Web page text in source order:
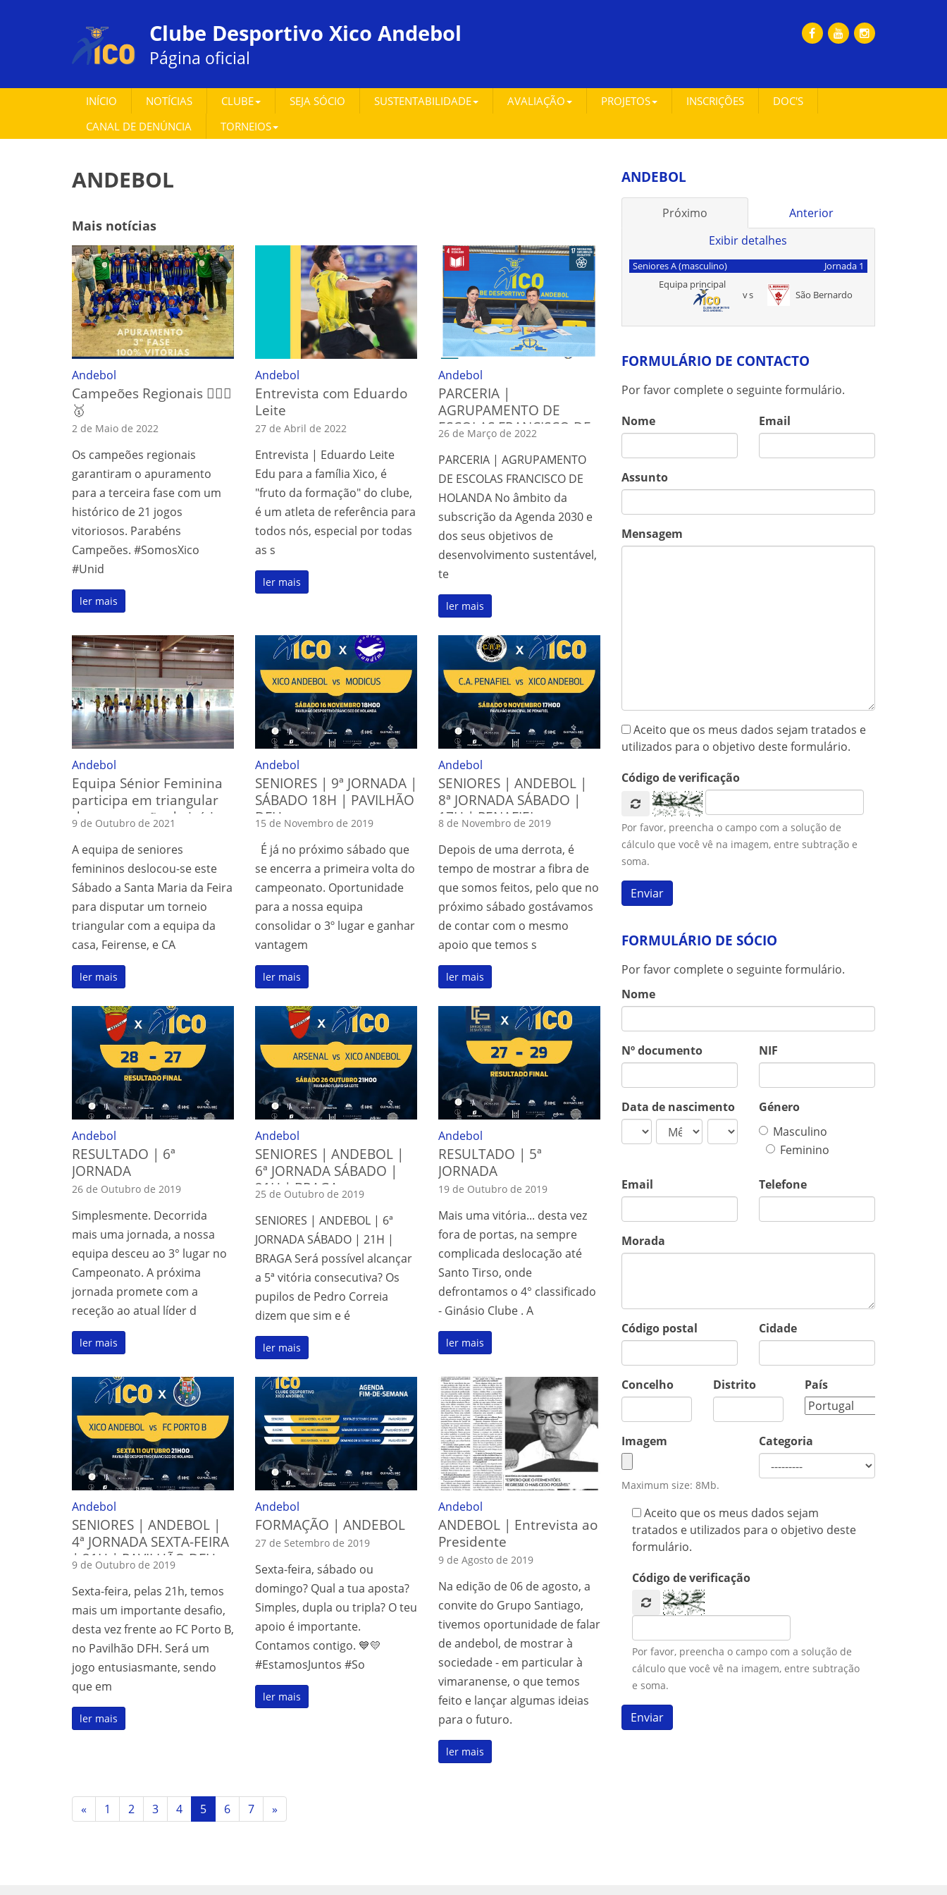
Clube Desportivo Xico Andebol
Página oficial
INÍCIO NOTÍCIAS CLUBE SEJA SÓCIO SUSTENTABILIDADE AVALIAÇÃO PROJETOS INSCRIÇÕES
DOC'S
CANAL DE DENÚNCIA
TORNEIOS
ANDEBOL
Mais notícias
Andebol
Campeões Regionais 🤾🏻‍♂️
🥇
2 de Maio de 2022
Os campeões regionais
garantiram o apuramento
para a terceira fase com um
histórico de 21 jogos
vitoriosos. Parabéns
Campeões. #SomosXico
#Unid
ler mais
Andebol
Entrevista com Eduardo
Leite
27 de Abril de 2022
Entrevista | Eduardo Leite
Edu para a família Xico, é
"fruto da formação" do clube,
é um atleta de referência para
todos nós, especial por todas
as s
ler mais
Andebol
PARCERIA |
AGRUPAMENTO DE
ESCOLAS FRANCISCO DE
HOLANDA
26 de Março de 2022
PARCERIA | AGRUPAMENTO
DE ESCOLAS FRANCISCO DE
HOLANDA No âmbito da
subscrição da Agenda 2030 e
dos seus objetivos de
desenvolvimento sustentável,
te
ler mais
Andebol
Equipa Sénior Feminina
participa em triangular
de preparação do início
9 de Outubro de 2021
A equipa de seniores
femininos deslocou-se este
Sábado a Santa Maria da Feira
para disputar um torneio
triangular com a equipa da
casa, Feirense, e CA
ler mais
Andebol
SENIORES | 9ª JORNADA |
SÁBADO 18H | PAVILHÃO
DFH
15 de Novembro de 2019
É já no próximo sábado que
se encerra a primeira volta do
campeonato. Oportunidade
para a nossa equipa
consolidar o 3º lugar e ganhar
vantagem
ler mais
Andebol
SENIORES | ANDEBOL |
8ª JORNADA SÁBADO |
17H | PENAFIEL
8 de Novembro de 2019
Depois de uma derrota, é
tempo de mostrar a fibra de
que somos feitos, pelo que no
próximo sábado gostávamos
de contar com o mesmo
apoio que temos s
ler mais
Andebol
RESULTADO | 6ª
JORNADA
26 de Outubro de 2019
Simplesmente. Decorrida
mais uma jornada, a nossa
equipa desceu ao 3° lugar no
Campeonato. A próxima
jornada promete com a
receção ao atual líder d
ler mais
Andebol
SENIORES | ANDEBOL |
6ª JORNADA SÁBADO |
21H | BRAGA
25 de Outubro de 2019
SENIORES | ANDEBOL | 6ª
JORNADA SÁBADO | 21H |
BRAGA Será possível alcançar
a 5ª vitória consecutiva? Os
pupilos de Pedro Correia
dizem que sim e é
ler mais
Andebol
RESULTADO | 5ª
JORNADA
19 de Outubro de 2019
Mais uma vitória... desta vez
fora de portas, na sempre
complicada deslocação até
Santo Tirso, onde
defrontamos o 4° classificado
- Ginásio Clube . A
ler mais
Andebol
SENIORES | ANDEBOL |
4ª JORNADA SEXTA-FEIRA
| 21H | PAVILHÃO DFH
9 de Outubro de 2019
Sexta-feira, pelas 21h, temos
mais um importante desafio,
desta vez frente ao FC Porto B,
no Pavilhão DFH. Será um
jogo entusiasmante, sendo
que em
ler mais
Andebol
FORMAÇÃO | ANDEBOL
27 de Setembro de 2019
Sexta-feira, sábado ou
domingo? Qual a tua aposta?
Simples, dupla ou tripla? O teu
apoio é importante.
Contamos contigo. 💙💛
#EstamosJuntos #So
ler mais
Andebol
ANDEBOL | Entrevista ao
Presidente
9 de Agosto de 2019
Na edição de 06 de agosto, a
convite do Grupo Santiago,
tivemos oportunidade de falar
de andebol, de mostrar à
sociedade - em particular à
vimaranense, o que temos
feito e lançar algumas ideias
para o futuro.
ler mais
« 1 2 3 4 5 6 7 »
ANDEBOL
Próximo
Anterior
Exibir detalhes
Seniores A (masculino)
Jornada 1
Equipa principal
vs
São Bernardo
FORMULÁRIO DE CONTACTO
Por favor complete o seguinte formulário.
Nome
Email
Assunto
Mensagem
Aceito que os meus dados sejam tratados e
utilizados para o objetivo deste formulário.
Código de verificação
Por favor, preencha o campo com a solução de
cálculo que você vê na imagem, entre subtração e
soma.
FORMULÁRIO DE SÓCIO
Por favor complete o seguinte formulário.
Nome
Nº documento NIF
Data de nascimento
Género
Masculino
Feminino
Email Telefone
Morada
Código postal Cidade
Concelho Distrito País
Imagem
Maximum size: 8Mb.
Categoria
Aceito que os meus dados sejam
tratados e utilizados para o objetivo deste
formulário.
Código de verificação
Por favor, preencha o campo com a solução de
cálculo que você vê na imagem, entre subtração
e soma.